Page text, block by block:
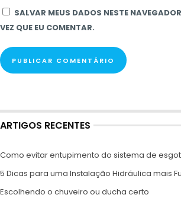
SALVAR MEUS DADOS NESTE
VEZ QUE EU COMENTAR.
ARTIGOS RECENTES
Como evitar entupimento do sistema de
5 Dicas para uma Instalação Hidráulica mais
Escolhendo o chuveiro ou ducha certo